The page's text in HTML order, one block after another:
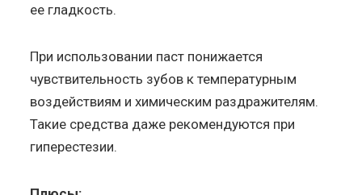
ее гладкость.
При использовании паст понижается
чувствительность зубов к температурным
воздействиям и химическим раздражителям.
Такие средства даже рекомендуются при
гиперестезии.